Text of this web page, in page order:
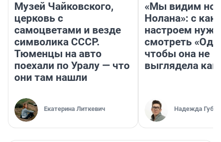
Музей Чайковского,
церковь с
самоцветами и везде
символика СССР.
Тюменцы на авто
поехали по Уралу — что
они там нашли
Екатерина Литкевич
«Мы видим
Нолана»: с
настроем
смотреть
чтобы она не
выглядела как
Надежда